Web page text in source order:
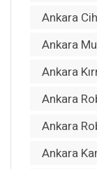
Ankara
Ankara
Ankara
Ankara
Ankara
Ankara